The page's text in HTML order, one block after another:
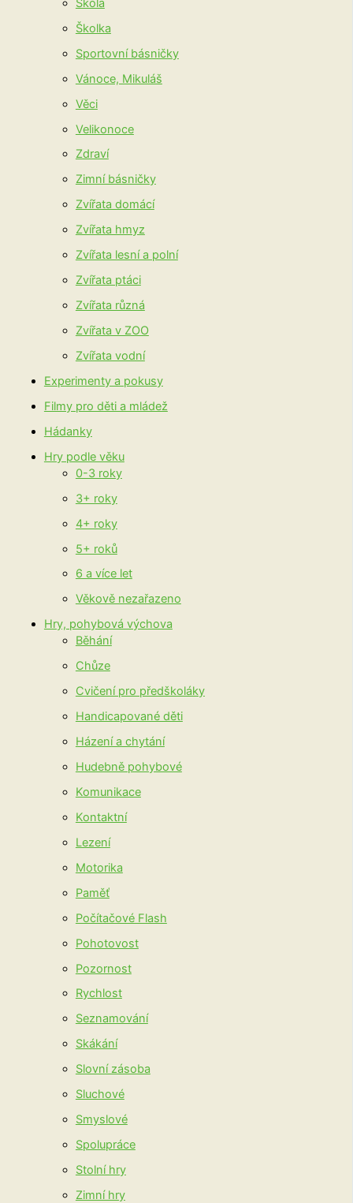
Škola
Školka
Sportovní básničky
Vánoce, Mikuláš
Věci
Velikonoce
Zdraví
Zimní básničky
Zvířata domácí
Zvířata hmyz
Zvířata lesní a polní
Zvířata ptáci
Zvířata různá
Zvířata v ZOO
Zvířata vodní
Experimenty a pokusy
Filmy pro děti a mládež
Hádanky
Hry podle věku
0-3 roky
3+ roky
4+ roky
5+ roků
6 a více let
Věkově nezařazeno
Hry, pohybová výchova
Běhání
Chůze
Cvičení pro předškoláky
Handicapované děti
Házení a chytání
Hudebně pohybové
Komunikace
Kontaktní
Lezení
Motorika
Paměť
Počítačové Flash
Pohotovost
Pozornost
Rychlost
Seznamování
Skákání
Slovní zásoba
Sluchové
Smyslové
Spolupráce
Stolní hry
Zimní hry